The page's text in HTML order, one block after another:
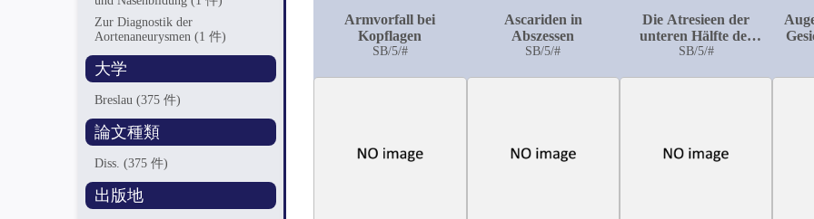
Zur Diagnostik der
Aortenaneurysmen(1 件)
大学
Breslau(375 件)
論文種類
Diss.(375 件)
出版地
Armvorfall bei
Kopflagen
SB/5/#
Ascariden in
Abszessen
SB/5/#
Die Atresieen der
unteren Hälfte der
Vagina, ihre Ätiologie
SB/5/#